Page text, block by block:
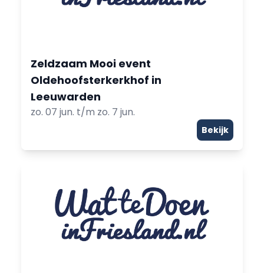
Zeldzaam Mooi event
Oldehoofsterkerkhof in
Leeuwarden
zo. 07 jun. t/m zo. 7 jun.
Bekijk